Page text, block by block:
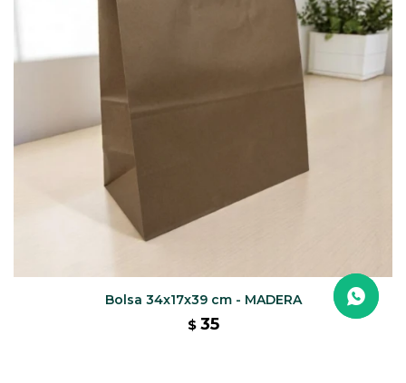
Bolsa 34x17x39 cm - MADERA
$ 35